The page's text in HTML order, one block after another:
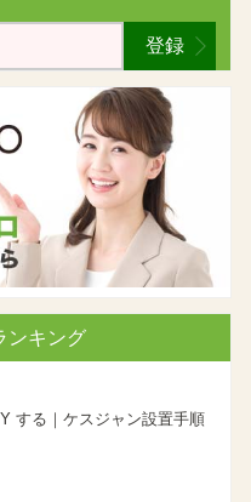
登録
ンキング
する｜ケスジャン設置手順